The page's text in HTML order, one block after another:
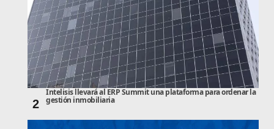
2
Intelisis llevará al ERP Summit una plataforma para ordenar la
gestión inmobiliaria